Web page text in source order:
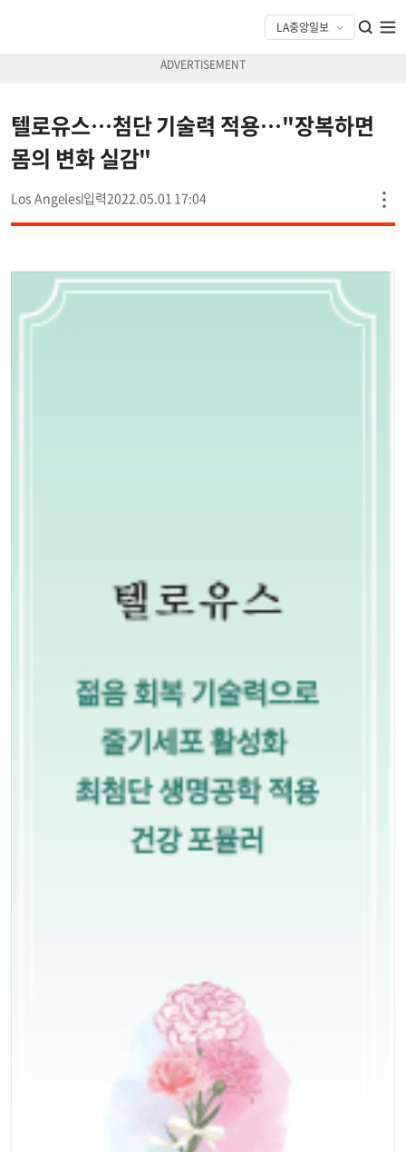
텔로유스…첨단 기술력 적용…"장복하면
몸의 변화 실감"
Los Angeles 2022.05.01 17:04